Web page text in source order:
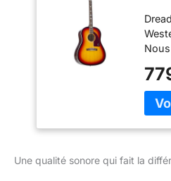
de
de
Une qualité sonore qui fait la